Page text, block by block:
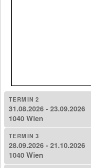
TERMIN 2
31.08.2026 - 23.09.2026
1040 Wien
TERMIN 3
28.09.2026 - 21.10.2026
1040 Wien